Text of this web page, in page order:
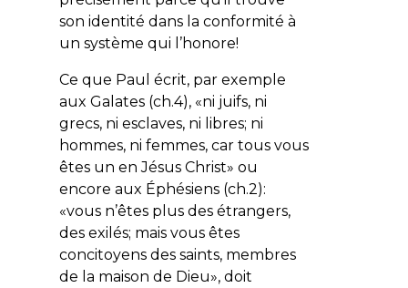
son identité dans la conformité à
un système qui l’honore!
Ce que Paul écrit, par exemple
aux Galates (ch.4), «ni juifs, ni
grecs, ni esclaves, ni libres; ni
hommes, ni femmes, car tous vous
êtes un en Jésus Christ» ou
encore aux Éphésiens (ch.2):
«vous n’êtes plus des étrangers,
des exilés; mais vous êtes
concitoyens des saints, membres
de la maison de Dieu», doit